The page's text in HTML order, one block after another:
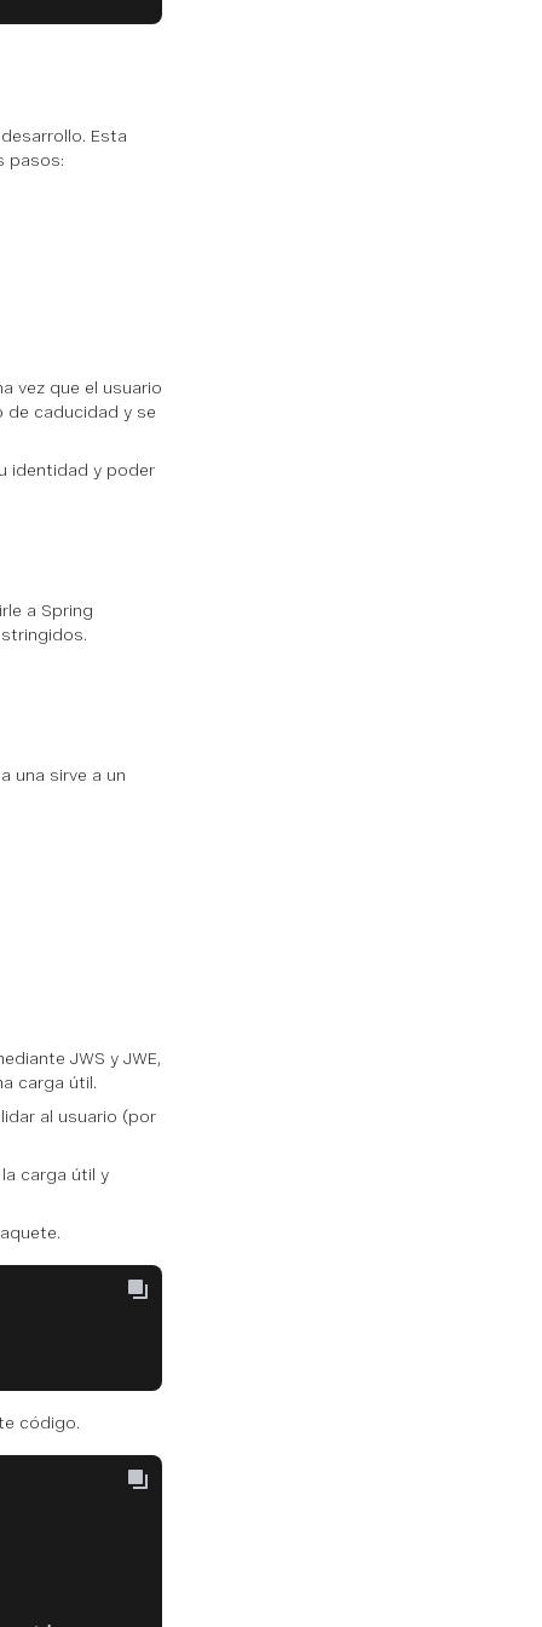
Esta
pasos:
vez que el usuario
de caducidad y se
identidad y poder
a Spring
una sirve a un
JWS y JWE,
carga útil.
al usuario (por
carga útil y
código.